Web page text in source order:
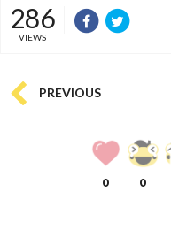
286
VIEWS
PREVIOUS
0 0